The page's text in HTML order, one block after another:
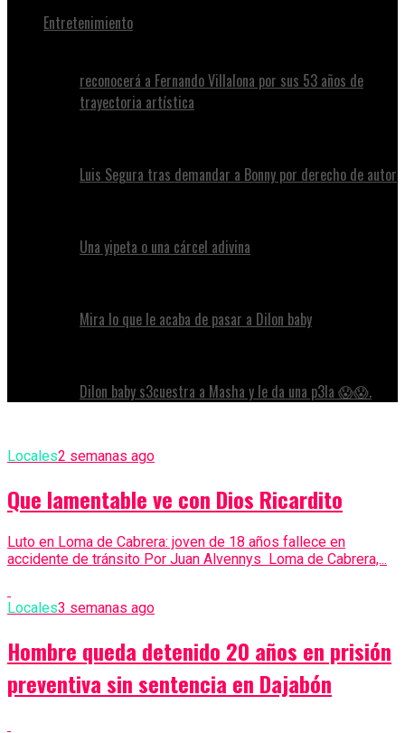
Entretenimiento
reconocerá a Fernando Villalona por sus 53 años de
trayectoria artística
Luis Segura tras demandar a Bonny por derecho de autor
Una yipeta o una cárcel adivina
Mira lo que le acaba de pasar a Dilon baby
Dilon baby s3cuestra a Masha y le da una p3la 😱😱.
Locales2 semanas ago
Que lamentable ve con Dios Ricardito
Luto en Loma de Cabrera: joven de 18 años fallece en
accidente de tránsito Por Juan Alvennys Loma de Cabrera,...
Locales3 semanas ago
Hombre queda detenido 20 años en prisión
preventiva sin sentencia en Dajabón